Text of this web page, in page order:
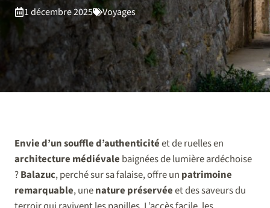
1 décembre 2025 Voyages
Envie d’un souffle d’authenticitéet de ruelles en
architecture médiévale baignées de lumière ardéchoise
?Balazuc, perché sur sa falaise, offre un patrimoine
remarquable, unenature préservéeet des saveurs du